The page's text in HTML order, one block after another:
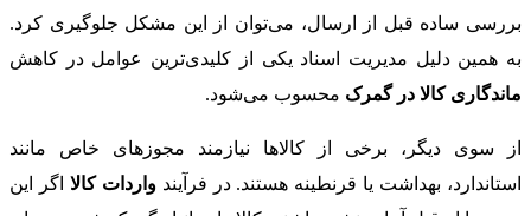
بررسی ساده قبل از ارسال، می‌توان از این مشکل جلوگیری کرد.
به همین دلیل مدیریت اسناد یکی از کلیدی‌ترین عوامل در کاهش
ماندگاری کالا در گمرک محسوب می‌شود.
از سوی دیگر، برخی از کالاها نیازمند مجوزهای خاص مانند
استاندارد، بهداشت یا قرنطینه هستند. در فرآیندواردات کالا اگر این